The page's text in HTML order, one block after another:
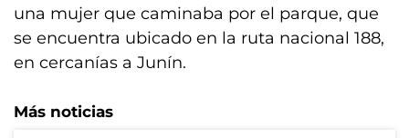
una mujer que caminaba por el parque, que
se encuentra ubicado en la ruta nacional 188,
en cercanías a Junín.
Más noticias